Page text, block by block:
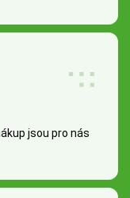
jsou pro nás